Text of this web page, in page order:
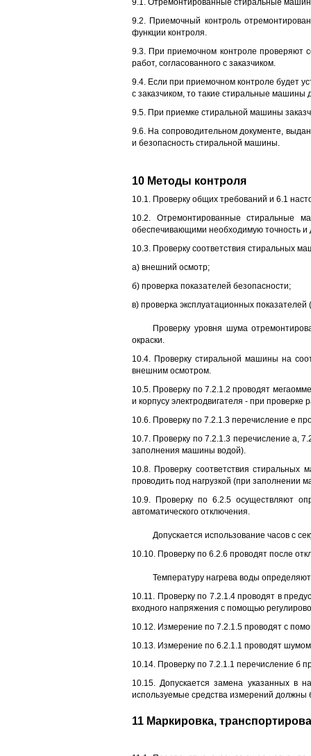
9.1. Отремонтированные стиральные
9.2. Приемочный контроль
функции контроля.
9.3. При приемочном контроле проверяют
работ, согласованного с заказчиком.
9.4. Если при приемочном контроле будет
с заказчиком, то такие стиральные
9.5. При приемке стиральной машины
9.6. На сопроводительном документе,
и безопасность стиральной машины.
10 Методы контроля
10.1. Проверку общих требований и 6.1
10.2. Отремонтированные стиральные
обеспечивающими необходимую точность
10.3. Проверку соответствия стиральных
а) внешний осмотр;
б) проверка показателей безопасности;
в) проверка эксплуатационных показателей
Проверку уровня шума
окраски.
10.4. Проверку стиральной машины на
внешним осмотром.
10.5. Проверку по 7.2.1.2 проводят
и корпусу электродвигателя - при
10.6. Проверку по 7.2.1.3 перечисление е
10.7. Проверку по 7.2.1.3 перечисление а,
заполнения машины водой).
10.8. Проверку соответствия
проводить под нагрузкой (при заполнении
10.9. Проверку по 6.2.5 осуществляют
автоматического отключения.
Допускается использование часов с
10.10. Проверку по 6.2.6 проводят после
Температуру нагрева воды
10.11. Проверку по 7.2.1.4 проводят в
входного напряжения с помощью
10.12. Измерение по 7.2.1.5 проводят с
10.13. Измерение по 6.2.1.1 проводят
10.14. Проверку по 7.2.1.1 перечисление б
10.15. Допускается замена указанных в
используемые средства измерений должны
11 Маркировка,